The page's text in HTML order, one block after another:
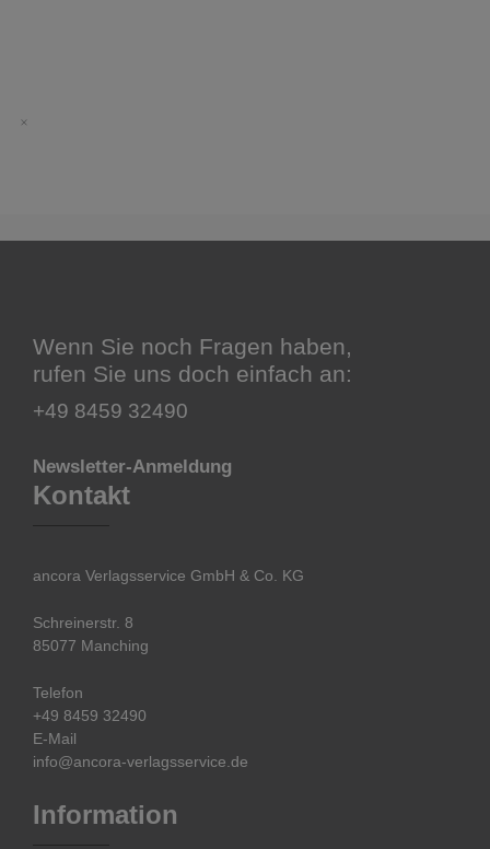
Wenn Sie noch Fragen haben,
rufen Sie uns doch einfach an:
+49 8459 32490
Newsletter-Anmeldung
Kontakt
ancora Verlagsservice GmbH & Co. KG
Schreinerstr. 8
85077 Manching
Telefon
+49 8459 32490
E-Mail
info@ancora-verlagsservice.de
Information